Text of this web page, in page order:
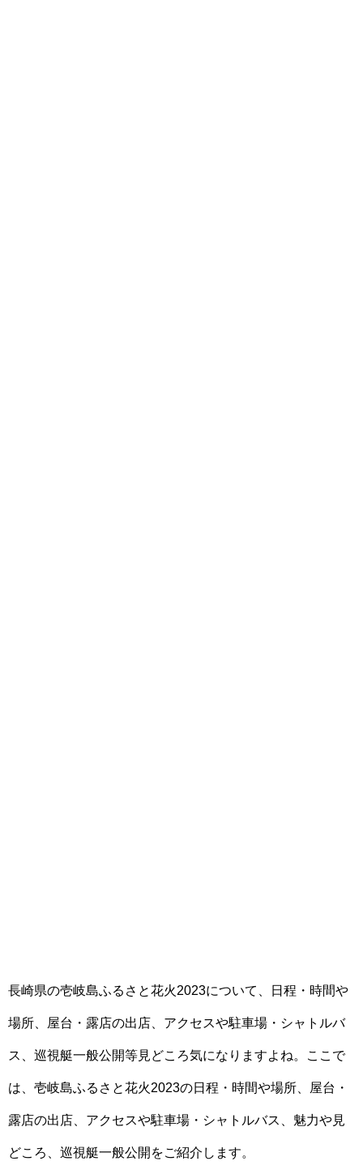
長崎県の壱岐島ふるさと花火2023について、日程・時間や
場所、屋台・露店の出店、アクセスや駐車場・シャトルバ
ス、巡視艇一般公開等見どころ気になりますよね。ここで
は、壱岐島ふるさと花火2023の日程・時間や場所、屋台・
露店の出店、アクセスや駐車場・シャトルバス、魅力や見
どころ、巡視艇一般公開をご紹介します。